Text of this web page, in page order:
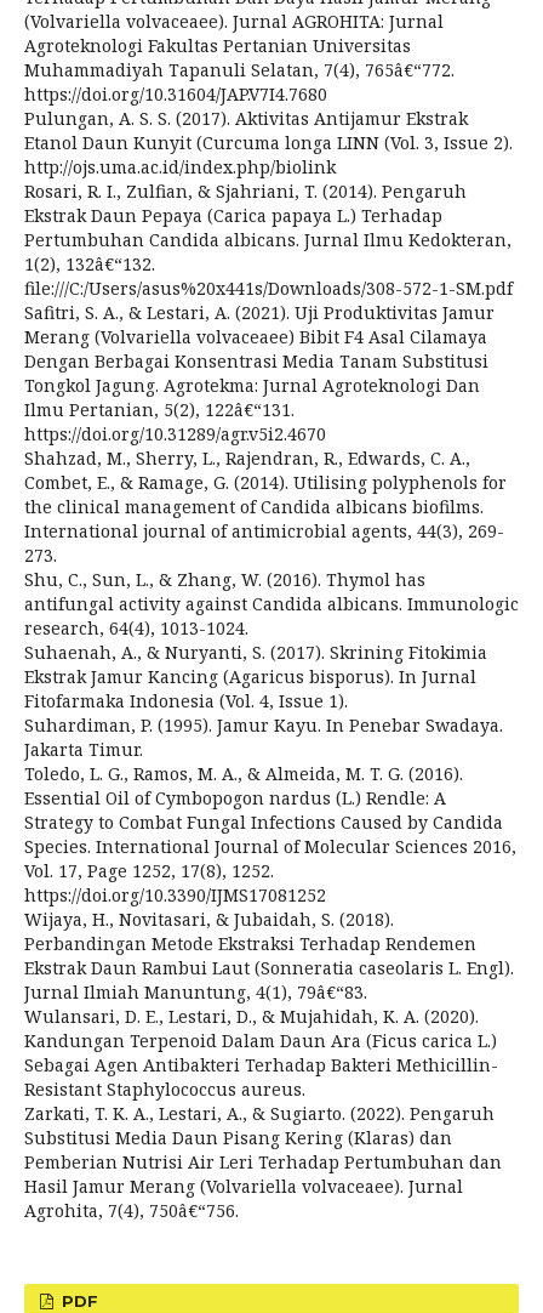
(Volvariella volvaceaee). Jurnal AGROHITA: Jurnal
Agroteknologi Fakultas Pertanian Universitas
Muhammadiyah Tapanuli Selatan, 7(4), 765â€“772.
https://doi.org/10.31604/JAP.V7I4.7680
Pulungan, A. S. S. (2017). Aktivitas Antijamur Ekstrak
Etanol Daun Kunyit (Curcuma longa LINN (Vol. 3, Issue 2).
http://ojs.uma.ac.id/index.php/biolink
Rosari, R. I., Zulfian, & Sjahriani, T. (2014). Pengaruh
Ekstrak Daun Pepaya (Carica papaya L.) Terhadap
Pertumbuhan Candida albicans. Jurnal Ilmu Kedokteran,
1(2), 132â€“132.
file:///C:/Users/asus%20x441s/Downloads/308-572-1-SM.pdf
Safitri, S. A., & Lestari, A. (2021). Uji Produktivitas Jamur
Merang (Volvariella volvaceaee) Bibit F4 Asal Cilamaya
Dengan Berbagai Konsentrasi Media Tanam Substitusi
Tongkol Jagung. Agrotekma: Jurnal Agroteknologi Dan
Ilmu Pertanian, 5(2), 122â€“131.
https://doi.org/10.31289/agr.v5i2.4670
Shahzad, M., Sherry, L., Rajendran, R., Edwards, C. A.,
Combet, E., & Ramage, G. (2014). Utilising polyphenols for
the clinical management of Candida albicans biofilms.
International journal of antimicrobial agents, 44(3), 269-
273.
Shu, C., Sun, L., & Zhang, W. (2016). Thymol has
antifungal activity against Candida albicans. Immunologic
research, 64(4), 1013-1024.
Suhaenah, A., & Nuryanti, S. (2017). Skrining Fitokimia
Ekstrak Jamur Kancing (Agaricus bisporus). In Jurnal
Fitofarmaka Indonesia (Vol. 4, Issue 1).
Suhardiman, P. (1995). Jamur Kayu. In Penebar Swadaya.
Jakarta Timur.
Toledo, L. G., Ramos, M. A., & Almeida, M. T. G. (2016).
Essential Oil of Cymbopogon nardus (L.) Rendle: A
Strategy to Combat Fungal Infections Caused by Candida
Species. International Journal of Molecular Sciences 2016,
Vol. 17, Page 1252, 17(8), 1252.
https://doi.org/10.3390/IJMS17081252
Wijaya, H., Novitasari, & Jubaidah, S. (2018).
Perbandingan Metode Ekstraksi Terhadap Rendemen
Ekstrak Daun Rambui Laut (Sonneratia caseolaris L. Engl).
Jurnal Ilmiah Manuntung, 4(1), 79â€“83.
Wulansari, D. E., Lestari, D., & Mujahidah, K. A. (2020).
Kandungan Terpenoid Dalam Daun Ara (Ficus carica L.)
Sebagai Agen Antibakteri Terhadap Bakteri Methicillin-
Resistant Staphylococcus aureus.
Zarkati, T. K. A., Lestari, A., & Sugiarto. (2022). Pengaruh
Substitusi Media Daun Pisang Kering (Klaras) dan
Pemberian Nutrisi Air Leri Terhadap Pertumbuhan dan
Hasil Jamur Merang (Volvariella volvaceaee). Jurnal
Agrohita, 7(4), 750â€“756.
PDF